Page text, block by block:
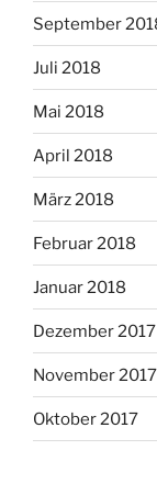
September
Juli 2018
Mai 2018
April 2018
März 2018
Februar 2018
Januar 2018
Dezember 2017
November 2017
Oktober 2017